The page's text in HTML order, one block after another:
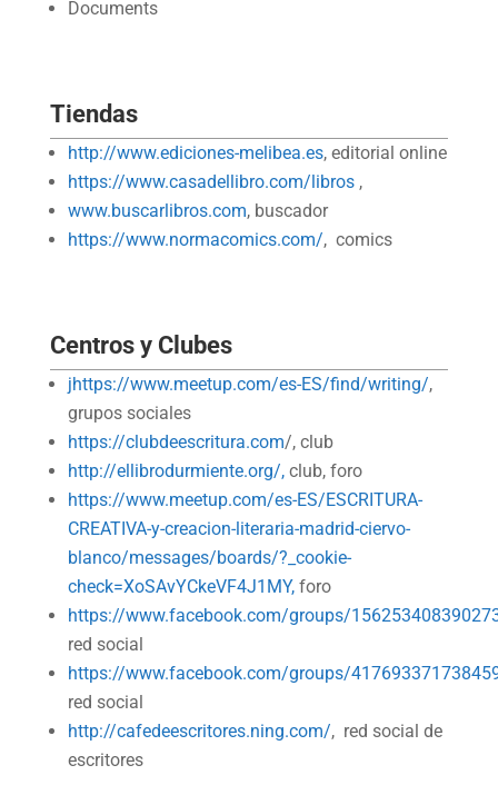
Documents
Tiendas
http://www.ediciones-melibea.es, editorial online
https://www.casadellibro.com/libros ,
www.buscarlibros.com, buscador
https://www.normacomics.com/, comics
Centros y Clubes
jhttps://www.meetup.com/es-ES/find/writing/,
grupos sociales
https://clubdeescritura.com/, club
http://ellibrodurmiente.org/,club, foro
https://www.meetup.com/es-ES/ESCRITURA-
CREATIVA-y-creacion-literaria-madrid-ciervo-
blanco/messages/boards/?_cookie-
check=XoSAvYCkeVF4J1MY,foro
https://www.facebook.com/groups/
red social
https://www.facebook.com/groups/
red social
http://cafedeescritores.ning.com/, red social de
escritores